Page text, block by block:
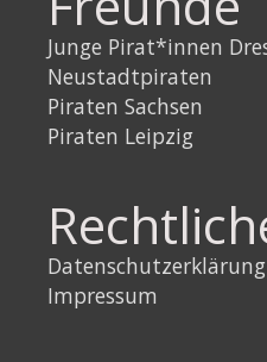
Junge Pirat*innen
Neustadtpiraten
Piraten Sachsen
Piraten Leipzig
Datenschutzerklärung
Impressum